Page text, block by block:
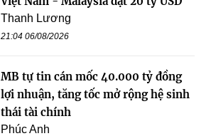
Thanh Lương
21:04 06/08/2026
MB tự tin cán mốc 40.000 tỷ đồng
lợi nhuận, tăng tốc mở rộng hệ sinh
thái tài chính
Phúc Anh